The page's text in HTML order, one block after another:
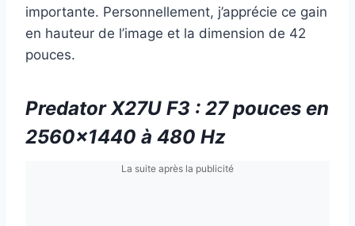
importante. Personnellement, j’apprécie ce gain
en hauteur de l’image et la dimension de 42
pouces.
Predator X27U F3 : 27 pouces en
2560×1440 à 480 Hz
La suite après la publicité